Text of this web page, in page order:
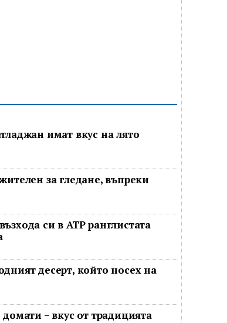
имат вкус на лято
за гледане, въпреки
си в ATP ранглистата
десерт, който носех на
– вкус от традицията